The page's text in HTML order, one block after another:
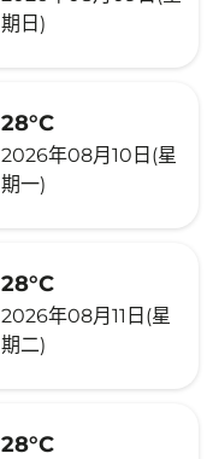
期日)
28°C
2026年08月10日(星
期一)
28°C
2026年08月11日(星
期二)
28°C